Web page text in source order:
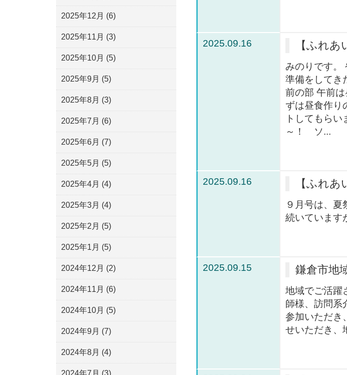
2025年12月 (6)
2025年11月 (3)
2025年10月 (5)
2025年9月 (5)
2025年8月 (3)
2025年7月 (6)
2025年6月 (7)
2025年5月 (5)
2025年4月 (4)
2025年3月 (4)
2025年2月 (5)
2025年1月 (5)
2024年12月 (2)
2024年11月 (6)
2024年10月 (5)
2024年9月 (7)
2024年8月 (4)
2024年7月 (3)
2025.09.16 【ふれ
みのりです。
準備をして
前の部 午前
ずは昼食作り
トしてもら
～！ ソ...
2025.09.16 【ふれ
９月号は、
続いています
2025.09.15 鎌倉市地
地域でご活躍
師様、訪問系
参加いただき
せいただき、